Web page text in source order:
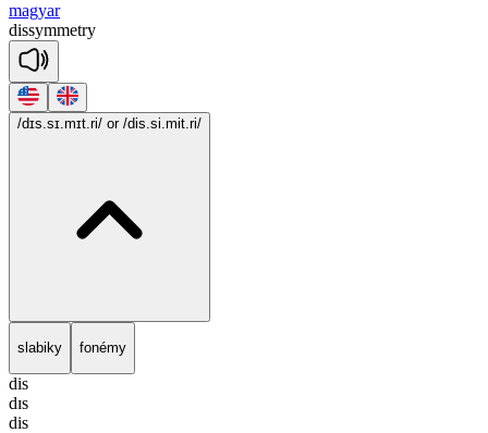
magyar
dissymmetry
/dɪs.sɪ.mɪt.ri/ or /dis.si.mit.ri/
slabiky fonémy
dis
dɪs
dis